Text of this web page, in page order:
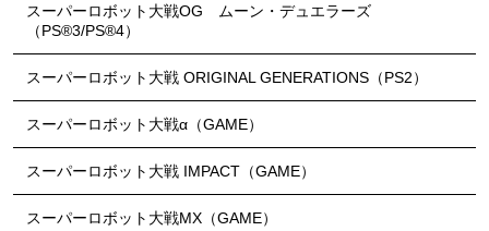
スーパーロボット大戦OG ムーン・デュエラーズ
（PS®3/PS®4）
スーパーロボット大戦 ORIGINAL GENERATIONS（PS2）
スーパーロボット大戦α（GAME）
スーパーロボット大戦 IMPACT（GAME）
スーパーロボット大戦MX（GAME）